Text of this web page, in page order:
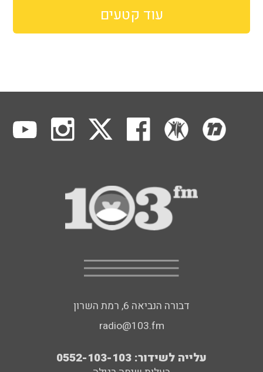
עוד קטעים
דבורה הנביאה 6, רמת השרון
radio@103.fm
עלייה לשידור: 0552-103-103